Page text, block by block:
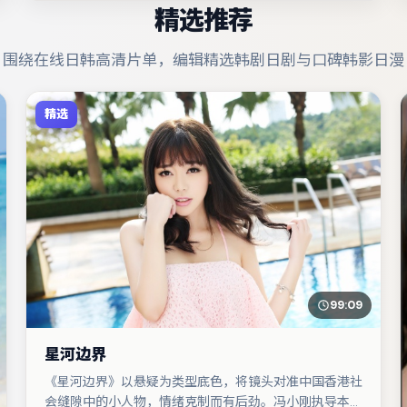
精选推荐
围绕在线日韩高清片单，编辑精选韩剧日剧与口碑韩影日漫
精选
99:09
星河边界
《星河边界》以悬疑为类型底色，将镜头对准中国香港社
会缝隙中的小人物，情绪克制而有后劲。冯小刚执导本